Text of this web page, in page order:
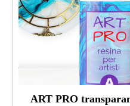
(voor intense en
meer dan 5% kleurstof
Dierproefvrij,
ART PRO